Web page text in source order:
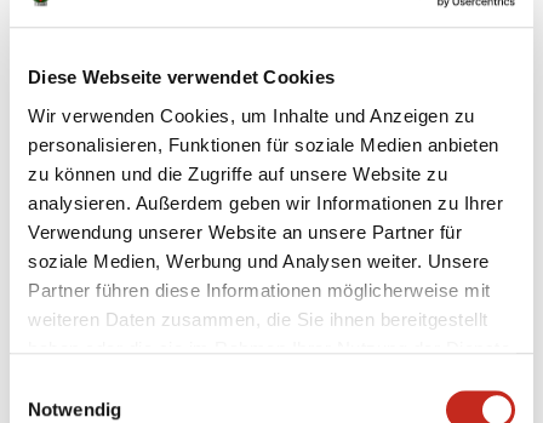
Diese Webseite verwendet Cookies
Wir verwenden Cookies, um Inhalte und Anzeigen zu
personalisieren, Funktionen für soziale Medien anbieten
zu können und die Zugriffe auf unsere Website zu
analysieren. Außerdem geben wir Informationen zu Ihrer
Verwendung unserer Website an unsere Partner für
soziale Medien, Werbung und Analysen weiter. Unsere
Partner führen diese Informationen möglicherweise mit
weiteren Daten zusammen, die Sie ihnen bereitgestellt
Notwendig
nachgeht. So ist er Vorbild für junge Menschen, ein
Jungfüchse-Akademie stehen ebenfalls zwei
Wahl. Jan Grüner und Tim Schröder, die beide bereits
für die Profis aufliefen und aktuell per Zweitspielrecht
beim Kooperationspartner 1. VfL Potsdam in der
zweiten Liga agieren, können zur
Nachwuchshoffnung des Jahres werden. Mit der
Trainer- und Schiedsrichteraktion „Gemeinsam statt
einsam“ haben die Potsdamer es zudem zu den
Nominierten des Engagementpreises geschafft.
Bei den Trainern des Jahres steht auch Jaron Siewert